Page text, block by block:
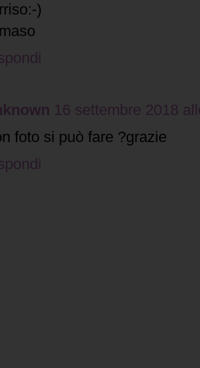
)
16 settembre 2018
foto si può fare ?grazie